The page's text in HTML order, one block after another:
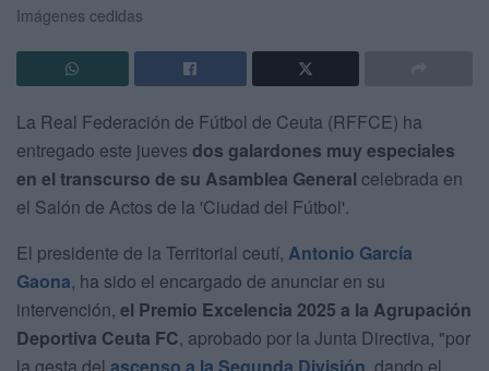
Imágenes cedidas
La Real Federación de Fútbol de Ceuta (RFFCE) ha
entregado este jueves dos galardones muy especiales
en el transcurso de su Asamblea General celebrada en
el Salón de Actos de la 'Ciudad del Fútbol'.
El presidente de la Territorial ceutí, Antonio García
Gaona, ha sido el encargado de anunciar en su
intervención, el Premio Excelencia 2025 a la Agrupación
Deportiva Ceuta FC, aprobado por la Junta Directiva, "por